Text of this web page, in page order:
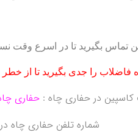
تماس بگیرید تا در اسرع وقت
فاضلاب را جدی بگیرید تا از
در حفاری چاه :حفاری
شماره تلفن حفاری چاه در الغدیر :